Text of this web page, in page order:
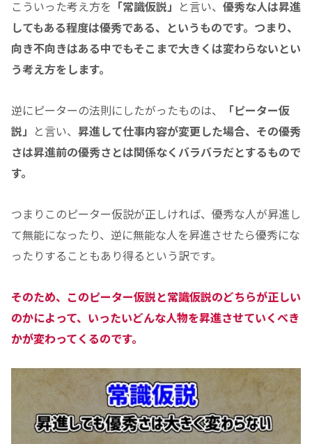
こういった考え方を 「常識仮説」 と言い、 優秀な人は昇進
してもある程度は優秀である、というものです。つまり、
向き不向きはある中でもそこまで大きくは変わらないとい
う考え方をします。
逆にピーターの法則にしたがったものは、
「ピーター仮
説」 と言い、 昇進して仕事内容が変更した場合、その優秀
さは昇進前の優秀さとは関係なくバラバラだとするもので
す。
つまりこのピーター仮説が正しければ、優秀な人が昇進し
て無能になったり、逆に無能な人を昇進させたら優秀にな
ったりすることもあり得るという訳です。
そのため、このピーター仮説と常識仮説のどちらが正しい
のかによって、いったいどんな人物を昇進させていくべき
かが変わってくるのです。